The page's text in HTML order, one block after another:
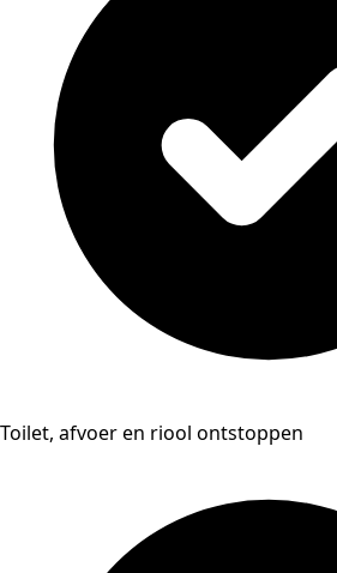
Toilet, afvoer en riool ontstoppen